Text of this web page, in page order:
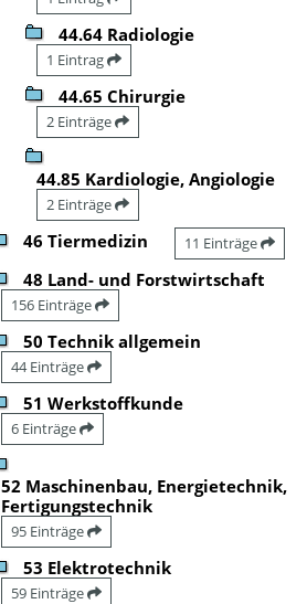
44.64 Radiologie
1 Eintrag
44.65 Chirurgie
2 Einträge
44.85 Kardiologie, Angiologie
2 Einträge
46 Tiermedizin 11 Einträge
48 Land- und Forstwirtschaft
156 Einträge
50 Technik allgemein
44 Einträge
51 Werkstoffkunde
6 Einträge
52 Maschinenbau, Energietechnik,
Fertigungstechnik
95 Einträge
53 Elektrotechnik
59 Einträge